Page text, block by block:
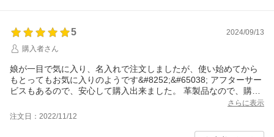
5
2024/09/13
購入者さん
娘が一目で気に入り、名入れで注文しましたが、使い始めてから
もとってもお気に入りのようです&#8252;&#65038; アフターサー
ビスもあるので、安心して購入出来ました。 革製品なので、購入
さらに表示
注文日：2022/11/12